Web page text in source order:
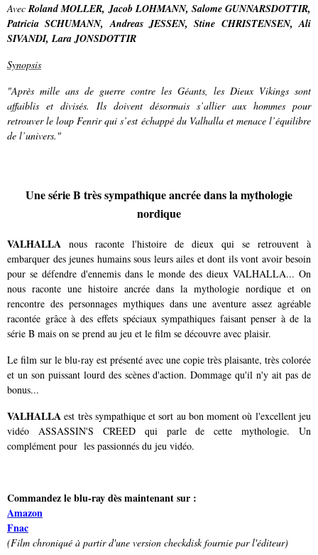
AvecRoland MOLLER, Jacob LOHMANN, Salome GUNNARSDOTTIR,
Patricia SCHUMANN, Andreas JESSEN, Stine CHRISTENSEN, Ali
SIVANDI, Lara JONSDOTTIR
Synopsis
"Après mille ans de guerre contre les Géants, les Dieux Vikings sont
affaiblis et divisés. Ils doivent désormais s’allier aux hommes pour
retrouver le loup Fenrir qui s’est échappé du Valhalla et menace l’équilibre
de l’univers."
Une série B très sympathique ancrée dans la mythologie
nordique
VALHALLA nous raconte l'histoire de dieux qui se retrouvent à
embarquer des jeunes humains sous leurs ailes et dont ils vont avoir besoin
pour se défendre d'ennemis dans le monde des dieux VALHALLA... On
nous raconte une histoire ancrée dans la mythologie nordique et on
rencontre des personnages mythiques dans une aventure assez agréable
racontée grâce à des effets spéciaux sympathiques faisant penser à de la
série B mais on se prend au jeu et le film se découvre avec plaisir.
Le film sur le blu-ray est présenté avec une copie très plaisante, très colorée
et un son puissant lourd des scènes d'action. Dommage qu'il n'y ait pas de
bonus...
VALHALLA est très sympathique et sort au bon moment où l'excellent jeu
vidéo ASSASSIN'S CREED qui parle de cette mythologie. Un
complément pour les passionnés du jeu vidéo.
Commandez le blu-ray dès maintenant sur :
Amazon
Fnac
(Film chroniqué à partir d'une version checkdisk fournie par l'éditeur)